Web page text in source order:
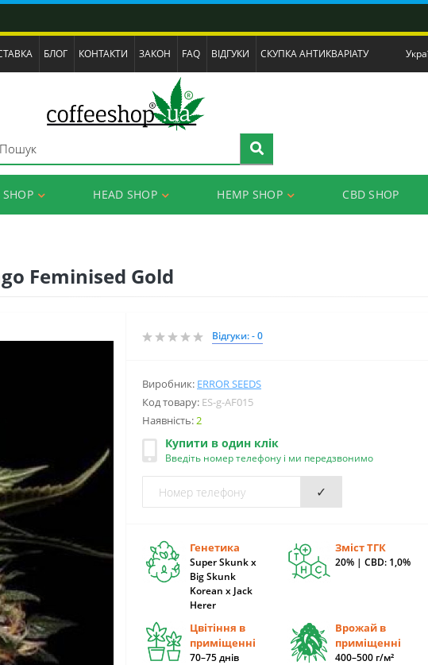
БЛОГ КОНТАКТИ ЗАКОН FAQ ВІДГУКИ СКУПКА АНТИКВАРІАТУ
HEAD SHOP HEMP SHOP CBD SHOP
Feminised Gold
Відгуки: - 0
Виробник: ERROR SEEDS
Код товару: ES-g-AF015
Наявність:2
Купити в один клік
Введіть номер телефону і ми передзвонимо
✓
Генетика
Super Skunk x
Big Skunk
Korean x Jack
Herer
Зміст ТГК
20% | CBD: 1,0%
Цвітіння в
приміщенні
70–75 днів
Врожай в
приміщенні
400–500 г/м²